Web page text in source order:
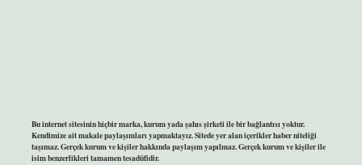
Bu internet sitesinin hiçbir marka, kurum yada şahıs şirketi ile bir bağlantısı yoktur.
Kendimize ait makale paylaşımları yapmaktayız. Sitede yer alan içerikler haber niteliği
taşımaz. Gerçek kurum ve kişiler hakkında paylaşım yapılmaz. Gerçek kurum ve kişiler ile
isim benzerlikleri tamamen tesadüfidir.